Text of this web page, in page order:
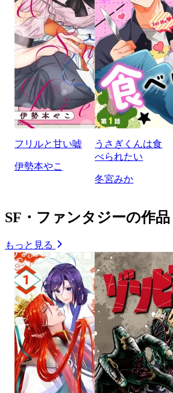
フリルと甘い嘘
伊勢本やこ
うさぎくんは食
べられたい
冬宮みか
SF・ファンタジーの作品
もっと見る